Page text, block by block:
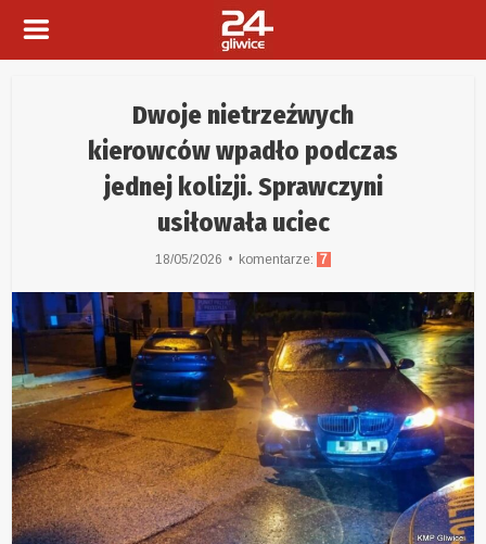
Dwoje nietrzeźwych
kierowców wpadło podczas
jednej kolizji. Sprawczyni
usiłowała uciec
18/05/2026 komentarze: 7